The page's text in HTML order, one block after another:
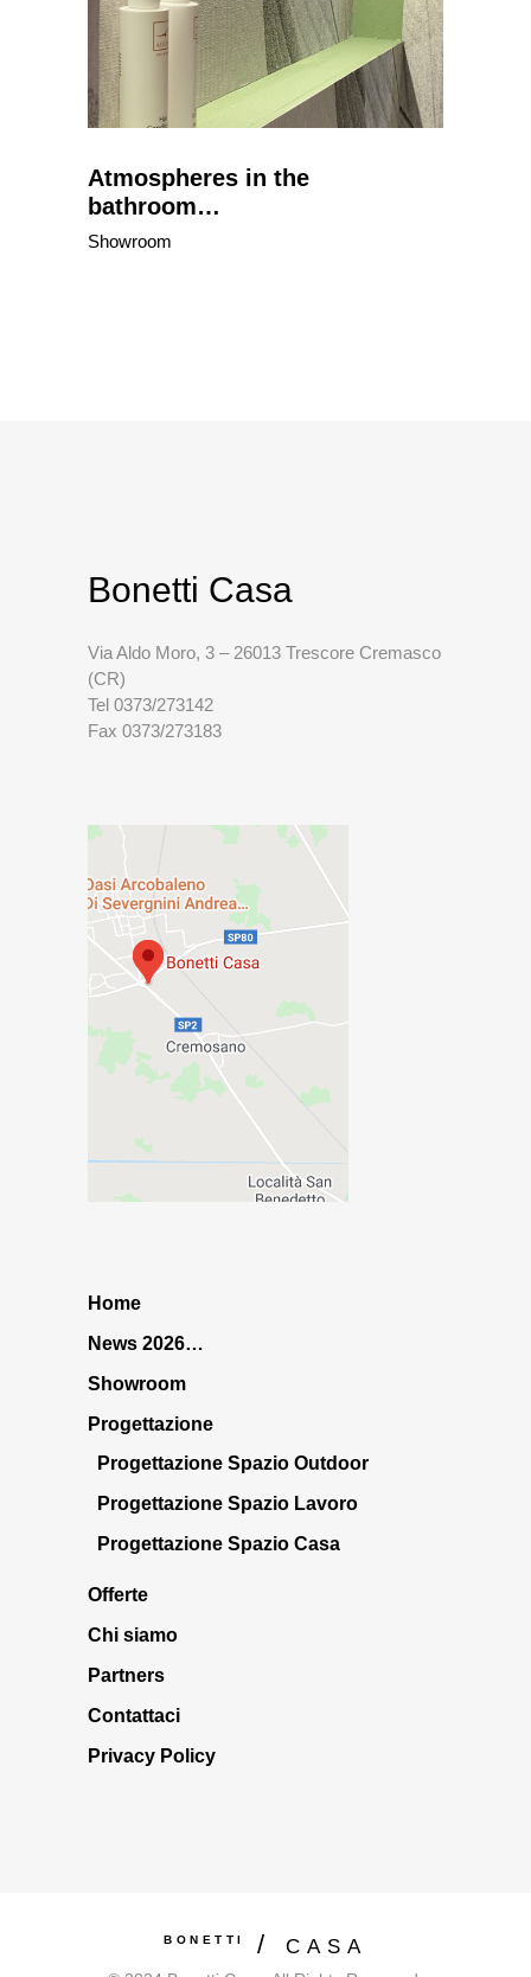
Atmospheres in the
bathroom…
Showroom
Bonetti Casa
Via Aldo Moro, 3 – 26013 Trescore Cremasco
(CR)
Tel 0373/273142
Fax 0373/273183
Home
News 2026…
Showroom
Progettazione
Progettazione Spazio Outdoor
Progettazione Spazio Lavoro
Progettazione Spazio Casa
Offerte
Chi siamo
Partners
Contattaci
Privacy Policy
BONETTI CASA